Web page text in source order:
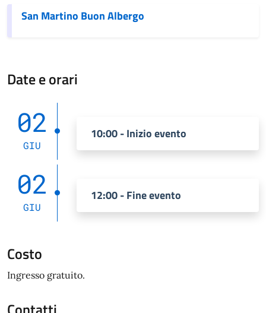
San Martino Buon Albergo
Date e orari
02
GIU
10:00 - Inizio evento
02
GIU
12:00 - Fine evento
Costo
Ingresso gratuito.